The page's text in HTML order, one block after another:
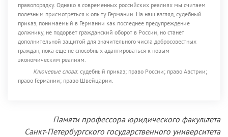
правопорядку. Однако в современных российских реалиях мы считаем
полезным присмотреться к опыту Германии. На наш взгляд, судебный
приказ, понимаемый в Германии как последнее предупреждение
должнику, не подорвет гражданский оборот в России, но станет
дополнительной защитой для значительного числа добросовестных
граждан, пока еще не способных адаптироваться к новым
экономическим реалиям.
Ключевые слова: судебный приказ; право России; право Австрии;
право Германии; право Швейцарии.
Памяти профессора юридического факультета
Санкт-Петербургского государственного университета